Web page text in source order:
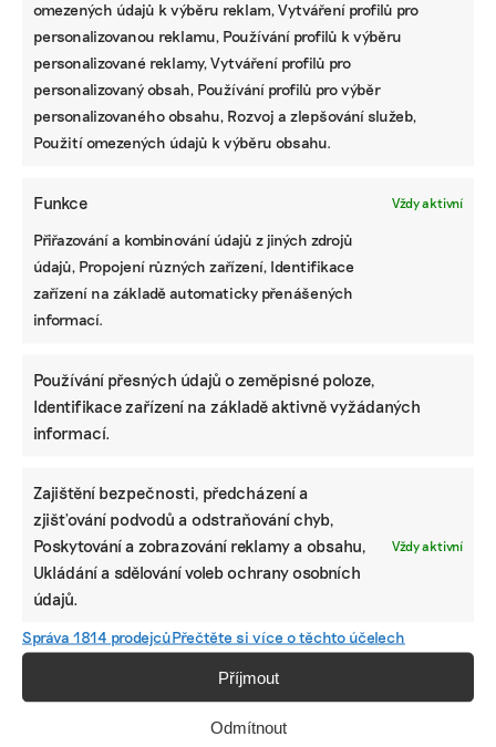
omezených údajů k výběru reklam, Vytváření profilů pro
personalizovanou reklamu, Používání profilů k výběru
personalizované reklamy, Vytváření profilů pro
personalizovaný obsah, Používání profilů pro výběr
personalizovaného obsahu, Rozvoj a zlepšování služeb,
Použití omezených údajů k výběru obsahu.
Funkce Vždy aktivní
Přiřazování a kombinování údajů z jiných zdrojů
údajů, Propojení různých zařízení, Identifikace
zařízení na základě automaticky přenášených
informací.
Používání přesných údajů o zeměpisné poloze,
Identifikace zařízení na základě aktivně vyžádaných
informací.
Zajištění bezpečnosti, předcházení a
zjišťování podvodů a odstraňování chyb,
Poskytování a zobrazování reklamy a obsahu,
Ukládání a sdělování voleb ochrany osobních
údajů.
Vždy aktivní
Správa 1814 prodejcůPřečtěte si více o těchto účelech
Příjmout
Odmítnout
PRÁCE, KTERÁ ZLEPŠÍ SVĚT
mutualus
Stáž: právnička nebo právník v oblasti
udržitelnosti
mutualus